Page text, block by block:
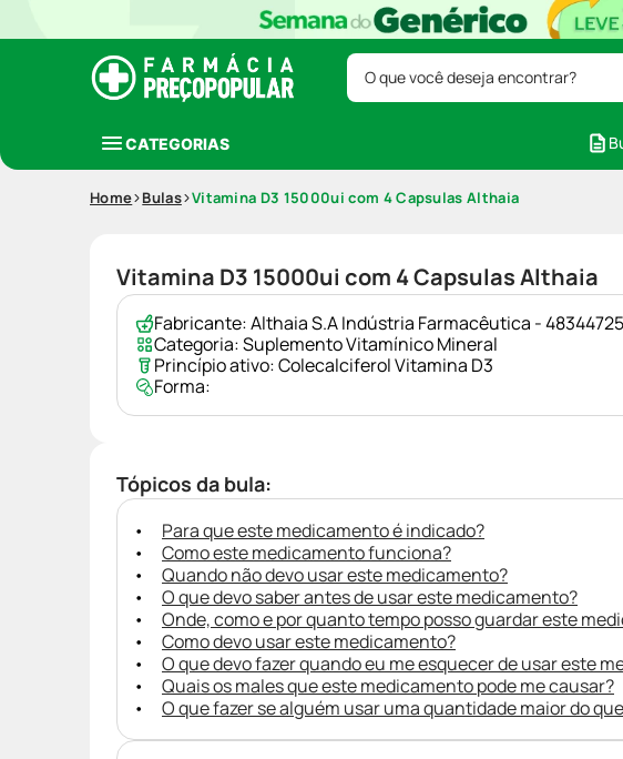
O que você deseja encontrar?
CATEGORIAS
Home Bulas Vitamina D3 15000ui com 4 Capsulas Althaia
Vitamina D3 15000ui com 4 Capsulas Althaia
Fabricante:Althaia S.A Indústria Farmacêutica -
Categoria:Suplemento Vitamínico Mineral
Princípio ativo:Colecalciferol Vitamina D3
Forma:
Tópicos da bula:
Para que este medicamento é indicado?
Como este medicamento funciona?
Quando não devo usar este medicamento?
O que devo saber antes de usar este medicamento?
Onde, como e por quanto tempo posso guardar este
Como devo usar este medicamento?
O que devo fazer quando eu me esquecer de usar este
Quais os males que este medicamento pode me causar?
O que fazer se alguém usar uma quantidade maior do